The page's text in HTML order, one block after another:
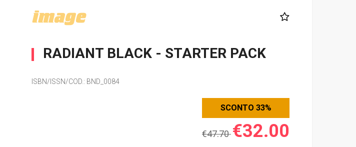
RADIANT BLACK - STARTER PACK
ISBN/ISSN/COD.: BND_0084
SCONTO 33%
€47.70 €32.00